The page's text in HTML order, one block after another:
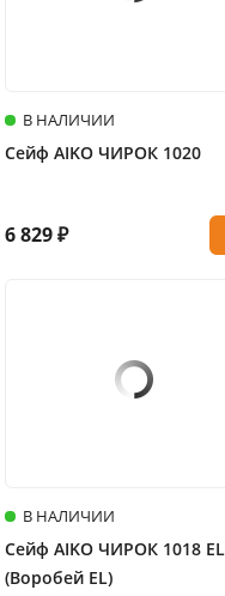
В НАЛИЧИИ
Сейф AIKO ЧИРОК 1020
6 829 ₽
В НАЛИЧИИ
Сейф AIKO ЧИРОК 1018 EL
(Воробей EL)